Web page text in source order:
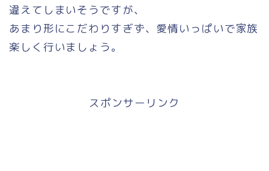
違えてしまいそうですが、
あまり形にこだわりすぎず、愛情いっぱいで家族
楽しく行いましょう。
スポンサーリンク